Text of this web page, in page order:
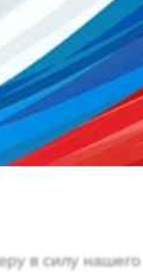
в силу